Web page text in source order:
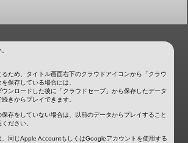
ため、タイトル画面右下のクラウドアイコンから「クラウ
保存している場合には、
ンロードした後に「クラウドセーブ」から保存したデータ
きからプレイできます。
存をしていない場合は、以前のデータからプレイすること
ださい。
同じApple AccountもしくはGoogleアカウントを使用する